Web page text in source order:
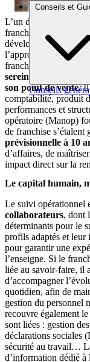
Brèves et actus
Conseils et
Conseils
L’un des atouts de
franchiseur orchestre
développement
l’approvisionnement
franchisé a, dès lors,
sereinement sur ses
son point de vente.Il
comptabilité, produit
performances et
opératoire (Manop)
de franchise s’étalent
prévisionnelle à 10
d’affaires, de
impact direct sur la
Le capital humain,
Le suivi opérationnel
collaborateurs, dont
déterminants pour le
profils adaptés et
pour garantir une
l’enseigne. Si le
liée au savoir-faire, il
d’accompagner
quotidien, afin de
gestion du personnel
recouvre également le
sont liées : gestion
déclarations sociales
sécurité au travail…
d’information dédié à